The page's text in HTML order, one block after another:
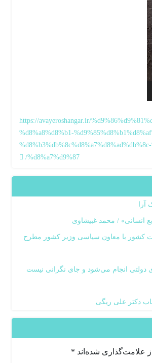
https://avayeroshangar.ir/
%d8%a8%d8%b1-
%d8%a7%d9%87/
انسانی» / محمد غبیشاوی
کشور با معاون سیاسی وزیر کشور مطرح
دولتی انجام می‌شود و جای نگرانی نیست
دکتر علی ریگی
علامت‌گذاری شده‌اند *